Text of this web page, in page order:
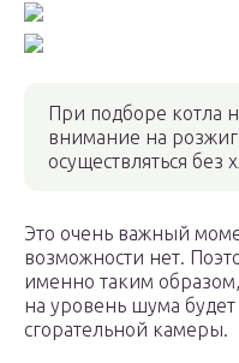
При подборе котла
внимание на
осуществляться без
Это очень важный
возможности нет.
именно таким
на уровень шума будет
сгорательной камеры.